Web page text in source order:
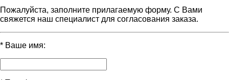
Пожалуйста, заполните прилагаемую форму. С Вами
свяжется наш специалист для согласования заказа.
* Ваше имя: